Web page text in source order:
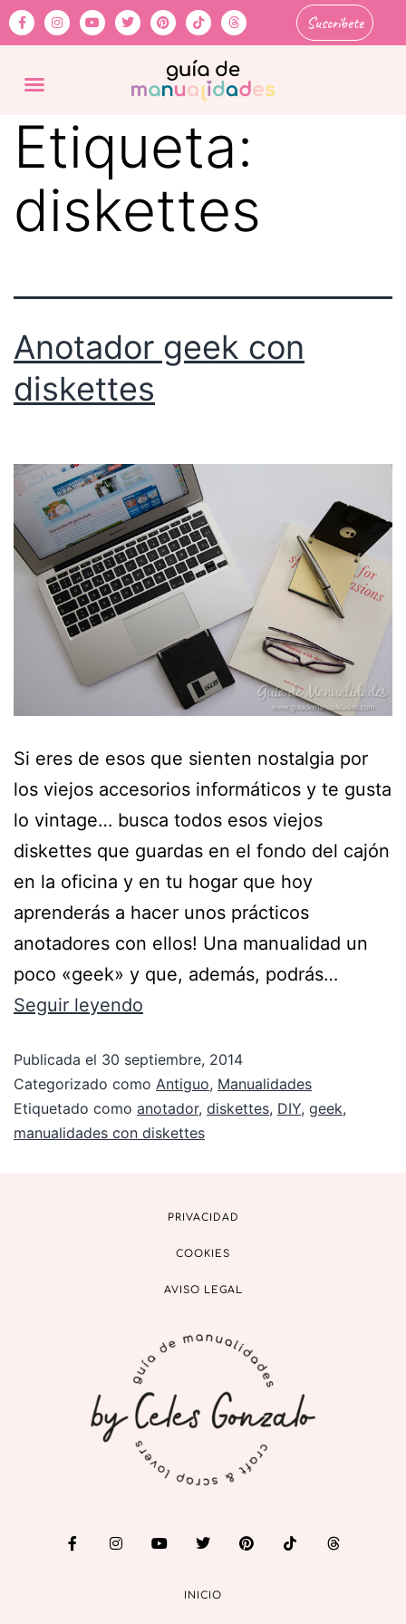
Suscríbete
Etiqueta:
diskettes
Anotador geek con
diskettes
Si eres de esos que sienten nostalgia por
los viejos accesorios informáticos y te gusta
lo vintage… busca todos esos viejos
diskettes que guardas en el fondo del cajón
en la oficina y en tu hogar que hoy
aprenderás a hacer unos prácticos
anotadores con ellos! Una manualidad un
poco «geek» y que, además, podrás…
Seguir leyendo
Publicada el 30 septiembre, 2014
Categorizado como Antiguo, Manualidades
Etiquetado como anotador, diskettes, DIY, geek,
manualidades con diskettes
PRIVACIDAD
COOKIES
AVISO LEGAL
INICIO